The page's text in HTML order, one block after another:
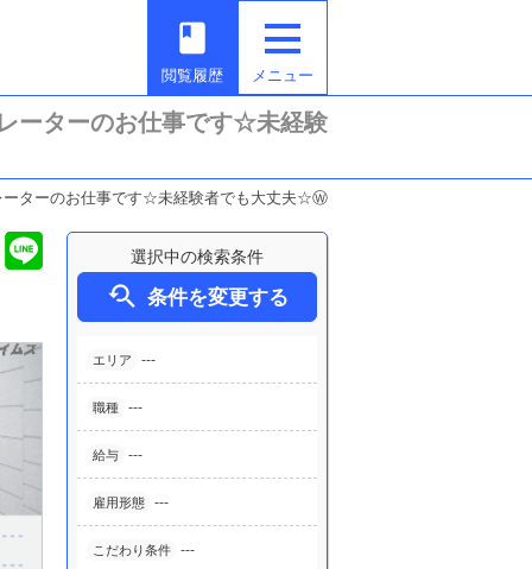
メニュー
book
閲覧履歴
ーターのお仕事です☆未経験
ーターのお仕事です☆未経験者でも大丈夫☆Ⓦ
選択中の検索条件
 条件を変更する
エリア ---
職種 ---
給与 ---
雇用形態 ---
こだわり条件 ---